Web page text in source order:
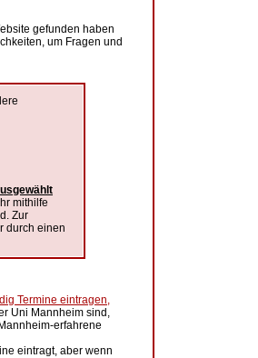
gefunden haben
um Fragen und
mithilfe
Zur
durch einen
Termine eintragen,
Uni Mannheim sind,
erfahrene
eintragt, aber wenn